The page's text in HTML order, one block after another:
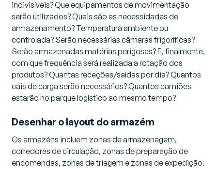
indivisíveis? Que equipamentos de movimentação
serão utilizados? Quais são as necessidades de
armazenamento? Temperatura ambiente ou
controlada? Serão necessárias câmaras frigoríficas?
Serão armazenadas matérias perigosas? E, finalmente,
com que frequência será realizada a rotação dos
produtos? Quantas receções/saídas por dia? Quantos
cais de carga serão necessários? Quantos camiões
estarão no parque logístico ao mesmo tempo?
Desenhar o layout do armazém
Os armazéns incluem zonas de armazenagem,
corredores de circulação, zonas de preparação de
encomendas, zonas de triagem e zonas de expedição.